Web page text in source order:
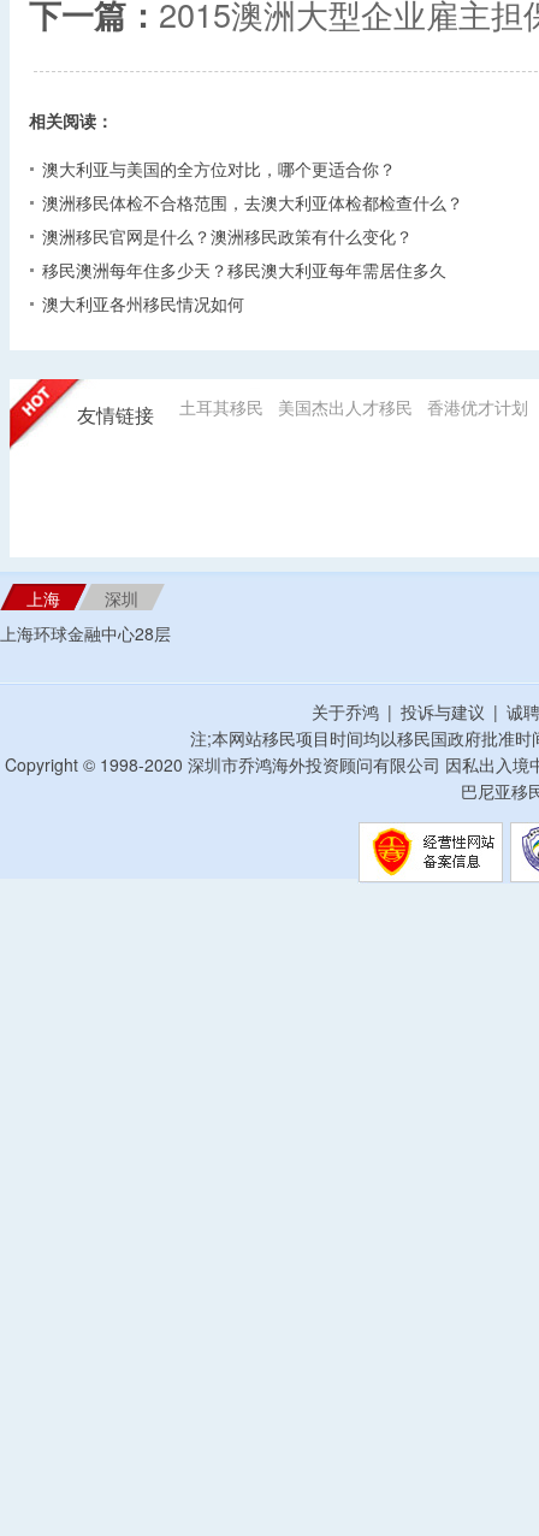
下一篇： 2015澳洲大型企业雇主担
相关阅读：
澳大利亚与美国的全方位对比，哪个更适合你？
澳洲移民体检不合格范围，去澳大利亚体检都检查什么？
澳洲移民官网是什么？澳洲移民政策有什么变化？
移民澳洲每年住多少天？移民澳大利亚每年需居住多久
澳大利亚各州移民情况如何
友情链接 土耳其移民 美国杰出人才移民 香港优才计划
上海
深圳
上海环球金融中心28层
关于乔鸿 | 投诉与建议 | 诚
注;本网站移民项目时间均以移民国政府批准
Copyright © 1998-2020 深圳市乔鸿海外投资顾问有限公司 因私出入
巴尼亚移